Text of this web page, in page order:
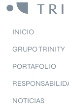
INICIO
GRUPO TRINITY
PORTAFOLIO
NOTICIAS